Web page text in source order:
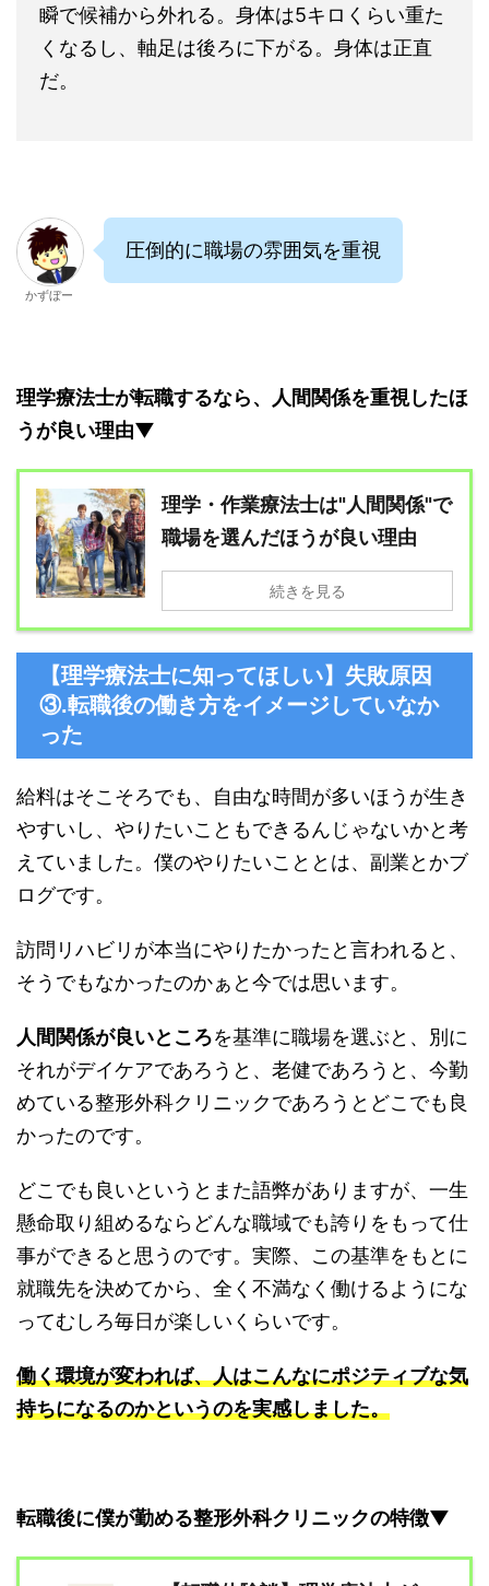
瞬で候補から外れる。身体は5キロくらい重た
くなるし、軸足は後ろに下がる。身体は正直
だ。
かずぼー
圧倒的に職場の雰囲気を重視
理学療法士が転職するなら、人間関係を重視したほ
うが良い理由▼
理学・作業療法士は"人間関係"で
職場を選んだほうが良い理由
続きを見る
【理学療法士に知ってほしい】失敗原因
③.転職後の働き方をイメージしていなか
った
給料はそこそろでも、自由な時間が多いほうが生き
やすいし、やりたいこともできるんじゃないかと考
えていました。僕のやりたいこととは、副業とかブ
ログです。
訪問リハビリが本当にやりたかったと言われると、
そうでもなかったのかぁと今では思います。
人間関係が良いところを基準に職場を選ぶと、別に
それがデイケアであろうと、老健であろうと、今勤
めている整形外科クリニックであろうとどこでも良
かったのです。
どこでも良いというとまた語弊がありますが、一生
懸命取り組めるならどんな職域でも誇りをもって仕
事ができると思うのです。実際、この基準をもとに
就職先を決めてから、全く不満なく働けるようにな
ってむしろ毎日が楽しいくらいです。
働く環境が変われば、人はこんなにポジティブな気
持ちになるのかというのを実感しました。
転職後に僕が勤める整形外科クリニックの特徴▼